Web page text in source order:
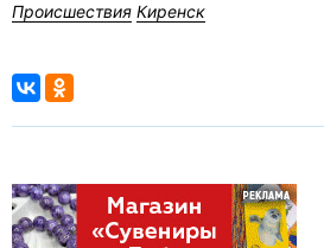
Происшествия Киренск